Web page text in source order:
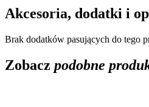
Akcesoria, dodatki i
Brak dodatków pasujących do tego
Zobacz podobne